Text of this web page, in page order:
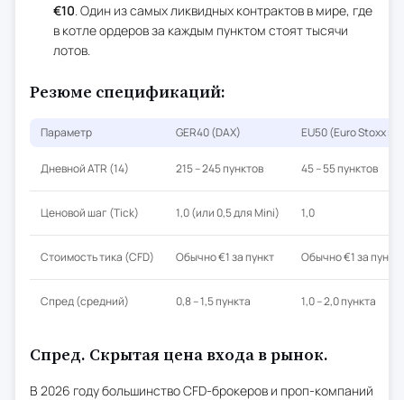
€10 . Один из самых ликвидных контрактов в мире, где
в котле ордеров за каждым пунктом стоят тысячи
лотов.
Резюме спецификаций:
Параметр GER40 (DAX) EU50 (Euro Stoxx 50)
Дневной ATR (14) 215 – 245 пунктов 45 – 55 пунктов
Ценовой шаг (Tick) 1,0 (или 0,5 для Mini) 1,0
Стоимость тика (CFD) Обычно €1 за пункт Обычно €1 за пункт
Спред (средний) 0,8 – 1,5 пункта 1,0 – 2,0 пункта
Спред. Скрытая цена входа в рынок.
В 2026 году большинство CFD-брокеров и проп-компаний